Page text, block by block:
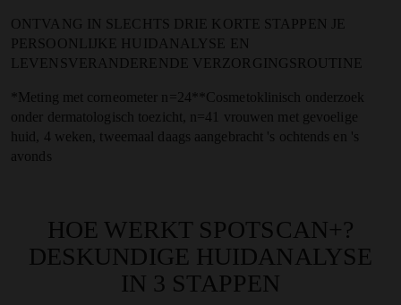
ONTVANG IN SLECHTS DRIE KORTE STAPPEN JE
PERSOONLIJKE HUIDANALYSE EN
LEVENSVERANDERENDE VERZORGINGSROUTINE
*Meting met corneometer n=24**Cosmetoklinisch onderzoek
onder dermatologisch toezicht, n=41 vrouwen met gevoelige
huid, 4 weken, tweemaal daags aangebracht 's ochtends en 's
avonds
HOE WERKT SPOTSCAN+?
DESKUNDIGE HUIDANALYSE
IN 3 STAPPEN